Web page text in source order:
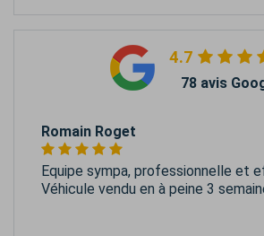
4.7
78 avis
Romain Roget
Equipe sympa, professionnelle et
Véhicule vendu en à peine 3